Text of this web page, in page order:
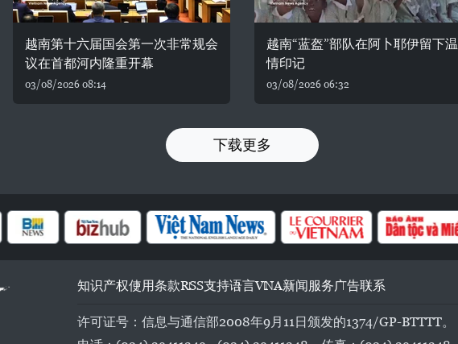
越南第十六届国会第一次非常规会
议在首都河内隆重开幕
03/08/2026 08:14
越南“蓝盔”部队在阿卜耶伊留下温
情印记
03/08/2026 06:32
下载更多
知识产权使用条款RSS支持语言VNA新闻服务广告联系
许可证号：信息与通信部2008年9月11日颁发的1374/GP-BTTTT。